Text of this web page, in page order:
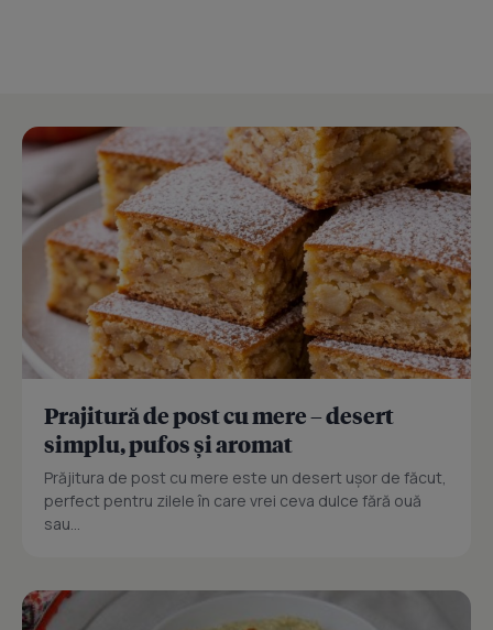
Prajitură de post cu mere – desert
simplu, pufos și aromat
Prăjitura de post cu mere este un desert ușor de făcut,
perfect pentru zilele în care vrei ceva dulce fără ouă
sau...